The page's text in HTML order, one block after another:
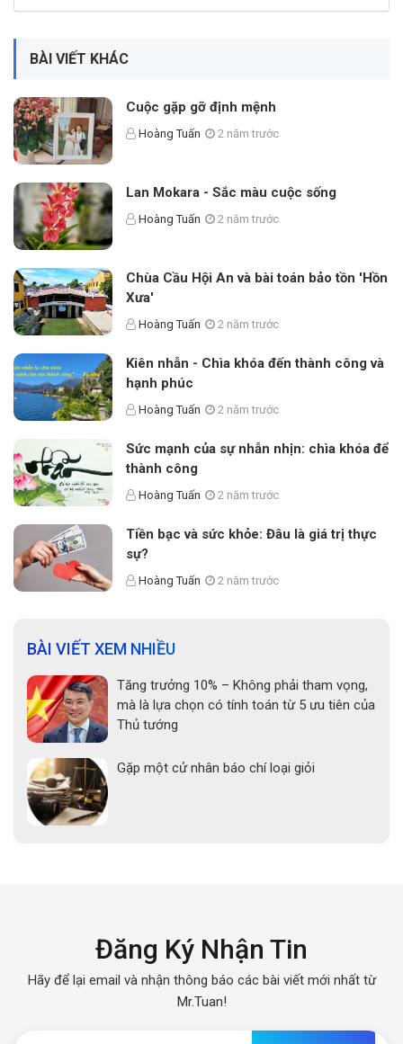
BÀI VIẾT KHÁC
Cuộc gặp gỡ định mệnh
Hoàng Tuấn 2 năm trước
Lan Mokara - Sắc màu cuộc sống
Hoàng Tuấn 2 năm trước
Chùa Cầu Hội An và bài toán bảo tồn 'Hồn
Xưa'
Hoàng Tuấn 2 năm trước
Kiên nhẫn - Chìa khóa đến thành công và
hạnh phúc
Hoàng Tuấn 2 năm trước
Sức mạnh của sự nhẫn nhịn: chìa khóa để
thành công
Hoàng Tuấn 2 năm trước
Tiền bạc và sức khỏe: Đâu là giá trị thực
sự?
Hoàng Tuấn 2 năm trước
BÀI VIẾT XEM NHIỀU
Tăng trưởng 10% – Không phải tham vọng,
mà là lựa chọn có tính toán từ 5 ưu tiên của
Thủ tướng
Gặp một cử nhân báo chí loại giỏi
Đăng Ký Nhận Tin
Hãy để lại email và nhận thông báo các bài viết mới nhất từ
Mr.Tuan!